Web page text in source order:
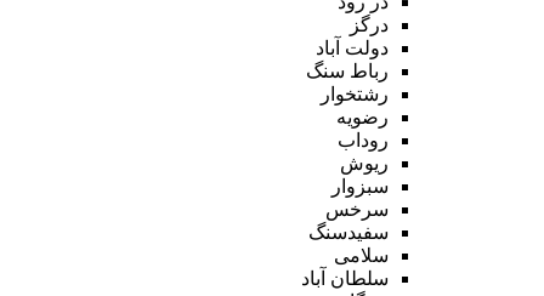
درگز
دولت آباد
رباط سنگ
رشتخوار
رضویه
روداب
ریوش
سبزوار
سرخس
سفیدسنگ
سلامی
سلطان آباد